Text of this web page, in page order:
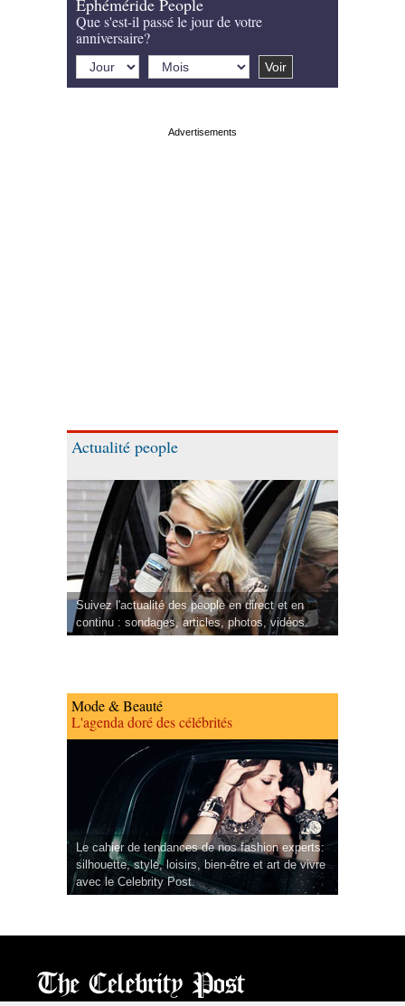
Éphéméride People
Que s'est-il passé le jour de votre
anniversaire?
Actualité people
Suivez l'actualité des people en direct et en
continu : sondages, articles, photos, vidéos.
Mode & Beauté
L'agenda doré des célébrités
Le cahier de tendances de nos fashion experts:
silhouette, style, loisirs, bien-être et art de vivre
avec le Celebrity Post.